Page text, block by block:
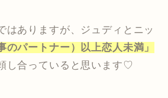
はありますが、ジュディとニッ
のパートナー）以上恋人未満」
し合っていると思います♡